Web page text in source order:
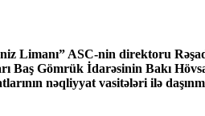
Limanı” ASC-nin direktoru
Baş Gömrük İdarəsinin Bakı
nəqliyyat vasitələri ilə